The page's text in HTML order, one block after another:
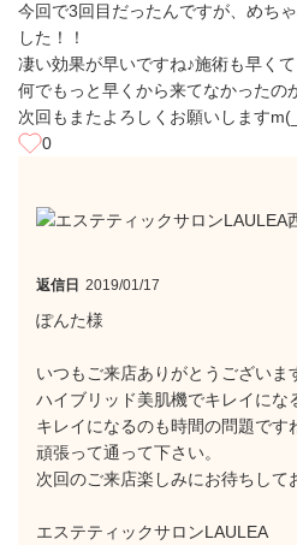
今回で3回目だったんですが、めち
した！！
凄い効果が早いですね♪施術も早く
何でもっと早くから来てなかったの
次回もまたよろしくお願いします
0
返信日 2019/01/17
ぽんた様
いつもご来店ありがとうございま
ハイブリッド美肌機でキレイにな
キレイになるのも時間の問題です
頑張って通って下さい。
次回のご来店楽しみにお待ちして
エステティックサロンLAULEA